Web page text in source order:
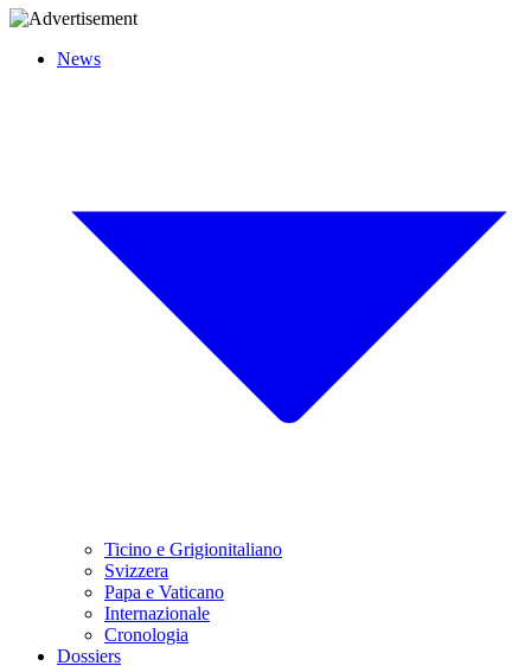
News
Ticino e Grigionitaliano
Svizzera
Papa e Vaticano
Internazionale
Cronologia
Dossiers